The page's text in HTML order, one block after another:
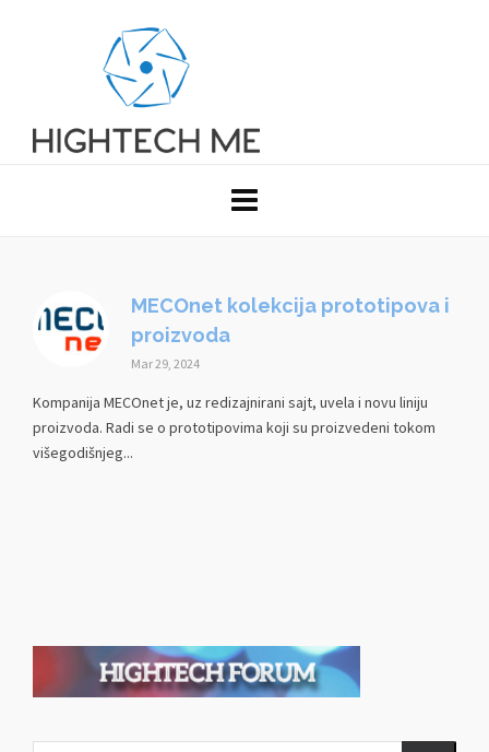
MECOnet kolekcija prototipova i
proizvoda
Mar 29, 2024
Kompanija MECOnet je, uz redizajnirani sajt, uvela i novu liniju
proizvoda. Radi se o prototipovima koji su proizvedeni tokom
višegodišnjeg...